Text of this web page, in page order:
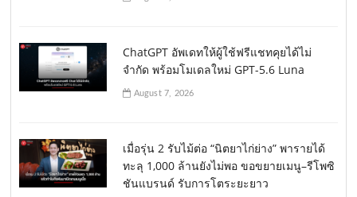
ChatGPT อัพเดทให้ผู้ใช้ฟรีแชทคุยได้ไม่
จำกัด พร้อมโมเดลใหม่ GPT-5.6 Luna
August 7, 2026
เมื่อรุ่น 2 รับไม้ต่อ “นิตยาไก่ย่าง” พารายได้
ทะลุ 1,000 ล้านยังไม่พอ ขอขยายเมนู–รีโพซิ
ชันแบรนด์ รับการโตระยะยาว